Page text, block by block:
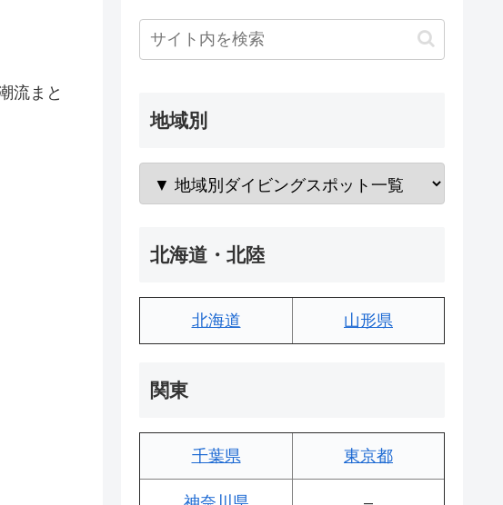
流まと
地域別
北海道・北陸
北海道 山形県
関東
千葉県 東京都